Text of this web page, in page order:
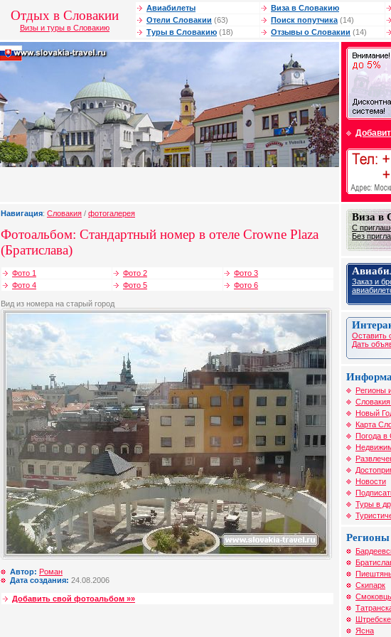
Отдых в Словакии
Визы и туры в Словакию
Авиабилеты Виза в Словакию
Отели Словакии (63) Поиск попутчика (14)
Туры в Словакию (18) Отзывы о Словакии (14)
Навигация: Словакия / фотогалерея
Фотоальбом: Стандартный номер в отеле Crowne Plaza
(Братислава)
Фото 1 Фото 2
Фото 3
Фото 4
Фото 5 Фото 6
Вид из номера на старый город
Автор: Роман
Дата создания: 24.08.2006
Добавить свой фотоальбом »»
Виза в
С
Без
Заказ и
Оставить
Дать
Регионы
Новый
Карта
Погода в
Новости
Туры в
Скипарк
Ясна